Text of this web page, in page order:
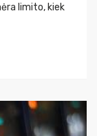
limito, kiek